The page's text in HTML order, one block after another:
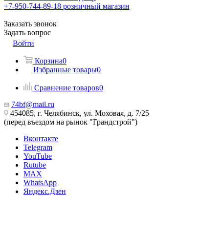
+7-950-744-89-18 розничный магазин
Заказать звонок
Задать вопрос
Войти
Корзина0
Избранные товары0
Сравнение товаров0
74bf@mail.ru
454085, г. Челябинск, ул. Моховая, д. 7/25
(перед въездом на рынок "Грандстрой")
Вконтакте
Telegram
YouTube
Rutube
MAX
WhatsApp
Яндекс.Дзен